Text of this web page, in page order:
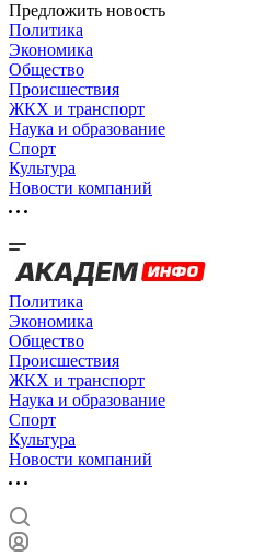
Предложить новость
Политика
Экономика
Общество
Происшествия
ЖКХ и транспорт
Наука и образование
Спорт
Культура
Новости компаний
Политика
Экономика
Общество
Происшествия
ЖКХ и транспорт
Наука и образование
Спорт
Культура
Новости компаний